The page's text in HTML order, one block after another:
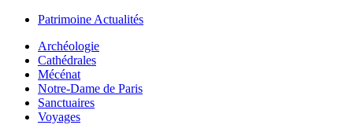
Patrimoine Actualités
Archéologie
Cathédrales
Mécénat
Notre-Dame de Paris
Sanctuaires
Voyages